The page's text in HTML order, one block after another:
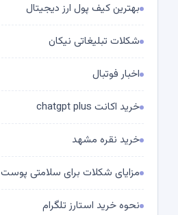
بهترین کیف پول ارز دیجیتال
شکلات تبلیغاتی نیکان
اخبار فوتبال
خرید اکانت chatgpt plus
خرید نقره مشهد
مزایای شکلات برای سلامتی پوست
نحوه خرید استارز تلگرام